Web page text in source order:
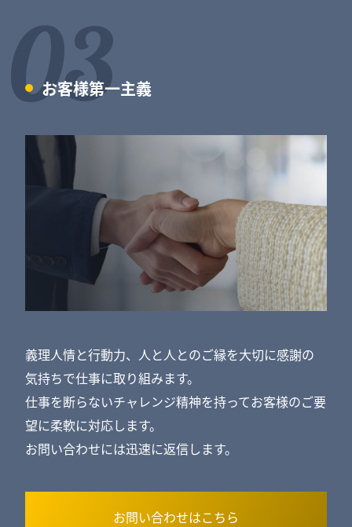
03
お客様第一主義
義理人情と行動力、人と人とのご縁を大切に感謝の
気持ちで仕事に取り組みます。
仕事を断らないチャレンジ精神を持ってお客様のご要
望に柔軟に対応します。
お問い合わせには迅速に返信します。
お問い合わせはこちら